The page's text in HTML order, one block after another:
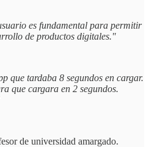
es fundamental para permitir
de productos digitales."
que tardaba 8 segundos en cargar.
que cargara en 2 segundos.
de universidad amargado.